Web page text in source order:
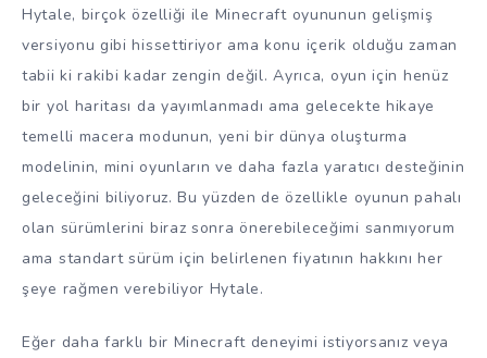
Hytale, birçok özelliği ile Minecraft oyununun gelişmiş
versiyonu gibi hissettiriyor ama konu içerik olduğu zaman
tabii ki rakibi kadar zengin değil. Ayrıca, oyun için henüz
bir yol haritası da yayımlanmadı ama gelecekte hikaye
temelli macera modunun, yeni bir dünya oluşturma
modelinin, mini oyunların ve daha fazla yaratıcı desteğinin
geleceğini biliyoruz. Bu yüzden de özellikle oyunun pahalı
olan sürümlerini biraz sonra önerebileceğimi sanmıyorum
ama standart sürüm için belirlenen fiyatının hakkını her
şeye rağmen verebiliyor Hytale.
Eğer daha farklı bir Minecraft deneyimi istiyorsanız veya